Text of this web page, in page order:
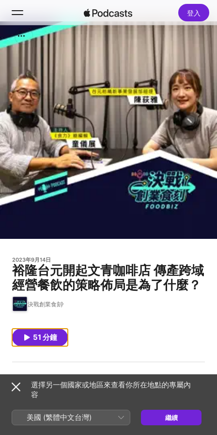
登入
搜尋
首頁
新發現
熱門排行榜
2023年9月14日
裕隆台元開起文青咖啡店 傳產跨域
經營餐飲的策略佈局是為了什麼？
決戰創業食刻
51 分鐘
選擇另一個國家或地區來查看你所在地點的專屬內
容
美國 (繁體中文台灣) 繼續